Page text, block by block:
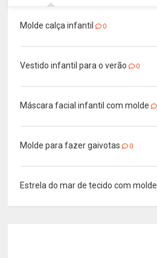
Molde calça infantil 0
Vestido infantil para o verão 0
Máscara facial infantil com molde
Molde para fazer gaivotas 0
Estrela do mar de tecido com molde